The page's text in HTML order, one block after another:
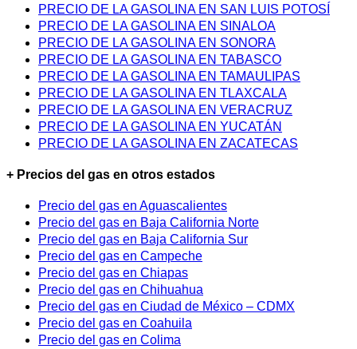
PRECIO DE LA GASOLINA EN SAN LUIS POTOSÍ
PRECIO DE LA GASOLINA EN SINALOA
PRECIO DE LA GASOLINA EN SONORA
PRECIO DE LA GASOLINA EN TABASCO
PRECIO DE LA GASOLINA EN TAMAULIPAS
PRECIO DE LA GASOLINA EN TLAXCALA
PRECIO DE LA GASOLINA EN VERACRUZ
PRECIO DE LA GASOLINA EN YUCATÁN
PRECIO DE LA GASOLINA EN ZACATECAS
+ Precios del gas en otros estados
Precio del gas en Aguascalientes
Precio del gas en Baja California Norte
Precio del gas en Baja California Sur
Precio del gas en Campeche
Precio del gas en Chiapas
Precio del gas en Chihuahua
Precio del gas en Ciudad de México – CDMX
Precio del gas en Coahuila
Precio del gas en Colima